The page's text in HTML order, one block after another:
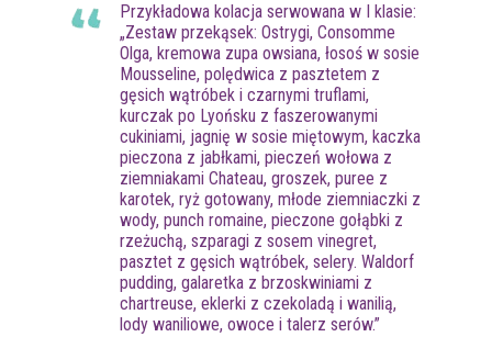
Przykładowa kolacja serwowana w I klasie:
„Zestaw przekąsek: Ostrygi, Consomme
Olga, kremowa zupa owsiana, łosoś w sosie
Mousseline, polędwica z pasztetem z
gęsich wątróbek i czarnymi truflami,
kurczak po Lyońsku z faszerowanymi
cukiniami, jagnię w sosie miętowym, kaczka
pieczona z jabłkami, pieczeń wołowa z
ziemniakami Chateau, groszek, puree z
karotek, ryż gotowany, młode ziemniaczki z
wody, punch romaine, pieczone gołąbki z
rzeżuchą, szparagi z sosem vinegret,
pasztet z gęsich wątróbek, selery. Waldorf
pudding, galaretka z brzoskwiniami z
chartreuse, eklerki z czekoladą i wanilią,
lody waniliowe, owoce i talerz serów.”